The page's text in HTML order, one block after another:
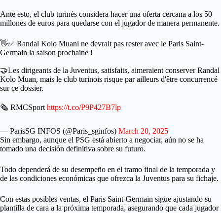
Ante esto, el club turinés considera hacer una oferta cercana a los 50
millones de euros para quedarse con el jugador de manera permanente.
👋✅ Randal Kolo Muani ne devrait pas rester avec le Paris Saint-
Germain la saison prochaine !
🤝Les dirigeants de la Juventus, satisfaits, aimeraient conserver Randal
Kolo Muan, mais le club turinois risque par ailleurs d'être concurrencé
sur ce dossier.
🗞 RMCSport https://t.co/P9P427B7lp
— ParisSG INFOS (@Paris_sginfos) March 20, 2025
Sin embargo, aunque el PSG está abierto a negociar, aún no se ha
tomado una decisión definitiva sobre su futuro.
Todo dependerá de su desempeño en el tramo final de la temporada y
de las condiciones económicas que ofrezca la Juventus para su fichaje.
Con estas posibles ventas, el Paris Saint-Germain sigue ajustando su
plantilla de cara a la próxima temporada, asegurando que cada jugador